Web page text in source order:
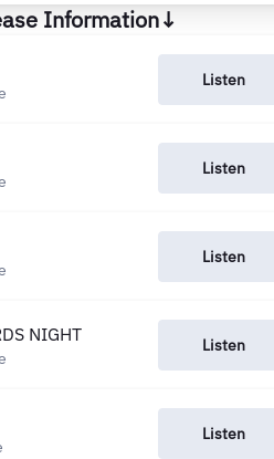
ヒミツ」
6/19配信「働け！！ろくでなし」
diskunion.lnk.to/SZDW3038 第3弾
7/17配信「暁、夜明け前」
8/21配信「DI...
Information↓
Listen
Listen
Listen
NIGHT Listen
Listen